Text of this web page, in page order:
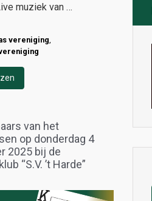
muziek van …
vereniging
van het
op donderdag 4
2025 bij de
“S.V. ’t Harde”